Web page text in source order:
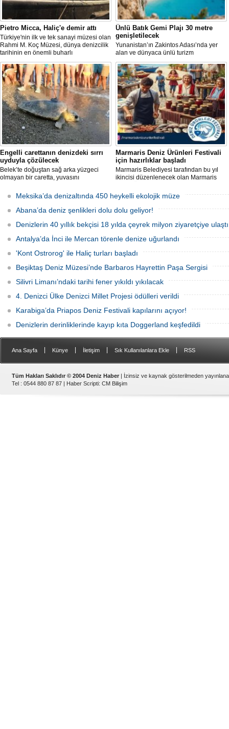
Pietro Micca, Haliç'e demir attı
Türkiye'nin ilk ve tek sanayi müzesi olan
Rahmi M. Koç Müzesi, dünya denizcilik
tarihinin en önemli buharlı
römorkörlerinden biri olarak kabul
edilen Pietro Micca'yı koleksiyonuna
kazandırdı.
Ünlü Batık Gemi Plajı 30 metre
genişletilecek
Yunanistan’ın Zakintos Adası’nda yer
alan ve dünyaca ünlü turizm
noktalarından biri olan Navagio Plajı'nın
yaklaşık 30 metre genişletilmesi
planlanıyor.
Engelli carettanın denizdeki sırrı
uyduyla çözülecek
Belek’te doğuştan sağ arka yüzgeci
olmayan bir caretta, yuvasını
üzerine bıraktı. "DOA" adı verilen deniz
kaplumbağasına ilk kez uydu izleme
cihazı takıldı ve denize uğurlandı.
Marmaris Deniz Ürünleri Festivali
için hazırlıklar başladı
Marmaris Belediyesi tarafından bu yıl
ikincisi düzenlenecek olan Marmaris
tarihleri arasında Selimiye
Mahallesi'nde gerçekleştirilecek.
Festivalde deniz ürünleri, yöresel
lezzetler ve kentin kıyı kültürü ön plana
çıkarılacak.
Meksika’da denizaltında 450 heykelli ekolojik müze
Abana’da deniz şenlikleri dolu dolu geliyor!
Denizlerin 40 yıllık bekçisi 18 yılda çeyrek milyon ziyaretçiye ulaştı
Antalya’da İnci ile Mercan törenle denize uğurlandı
'Kont Ostrorog' ile Haliç turları başladı
Beşiktaş Deniz Müzesi’nde Barbaros Hayrettin Paşa Sergisi
Silivri Limanı’ndaki tarihi fener yıkıldı yıkılacak
4. Denizci Ülke Denizci Millet Projesi ödülleri verildi
Karabiga’da Priapos Deniz Festivali kapılarını açıyor!
Denizlerin derinliklerinde kayıp kıta Doggerland keşfedildi
Ana Sayfa Künye İletişim Sık Kullanılanlara Ekle RSS
Tüm Hakları Saklıdır © 2004 Deniz Haber | İzinsiz ve kaynak gösterilmeden
Tel : 0544 880 87 87 | Haber Scripti: CM Bilişim